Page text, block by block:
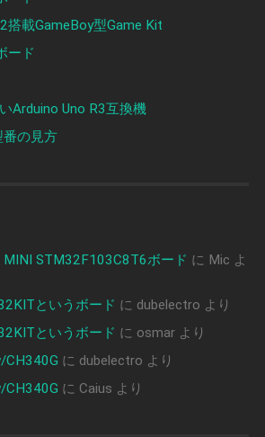
搭載GameBoy型Game Kit
ード
Arduino Uno R3互換機
の見方
STM32F103C8T6ボード に Mic よ
というボード に dubelectro より
というボード に osmarより
CH340G に dubelectro より
CH340G に Caius より